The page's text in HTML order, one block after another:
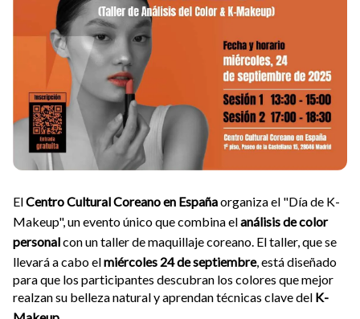
ElCentro Cultural Coreano en Españaorganiza el "Día de K-
Makeup", un evento único que combina elanálisis de color
personalcon un taller de maquillaje coreano. El taller, que se
llevará a cabo elmiércoles 24 de septiembre, está diseñado
para que los participantes descubran los colores que mejor
realzan su belleza natural y aprendan técnicas clave del K-